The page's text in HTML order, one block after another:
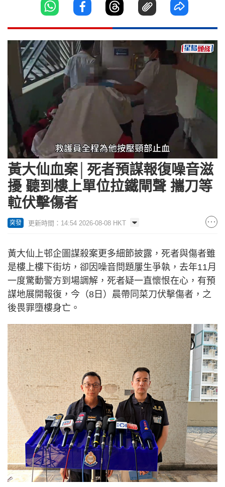
Unmute Loaded:
31.87%
黃大仙血案│死者預謀報復噪音滋
擾 聽到樓上單位拉鐵閘聲 攜刀等
𨋢伏擊傷者
突發 更新時間：14:54 2026-08-08 HKT
黃大仙上邨企圖謀殺案更多細節披露，死者與傷者雖
是樓上樓下街坊，卻因噪音問題屢生爭執，去年11月
一度驚動警方到場調解，死者疑一直懷恨在心，有預
謀地展開報復，今（8日）晨帶同菜刀伏擊傷者，之
後畏罪墮樓身亡。